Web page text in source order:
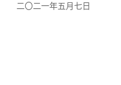
年五月七日